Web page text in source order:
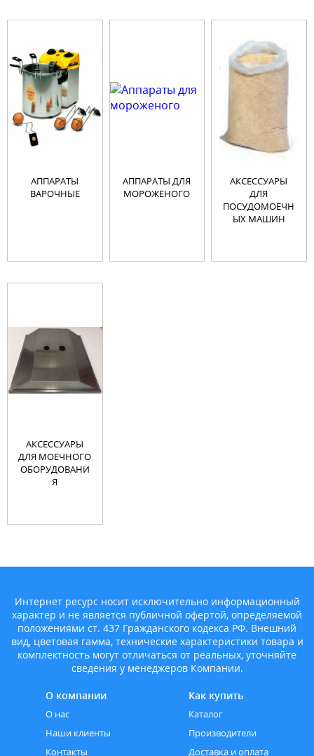
АППАРАТЫ
ВАРОЧНЫЕ
АППАРАТЫ ДЛЯ
МОРОЖЕНОГО
АКСЕССУАРЫ
ДЛЯ
ПОСУДОМОЕЧН
ЫХ МАШИН
АКСЕССУАРЫ
ДЛЯ МОЕЧНОГО
ОБОРУДОВАНИ
Я
Интернет ресурс носит исключительно информационный
характер и не является публичной офертой, определяемой
положениями ст. 437 Гражданского кодекса РФ. Внешний
вид, цветовая гамма, технические характеристики товара и
комплектность могут отличаться от реальных, уточняйте
сведения у менеджеров Компании.
О компании
О нас
Наши клиенты
Контакты
Как купить
Каталог
Производители
Доставка и оплата